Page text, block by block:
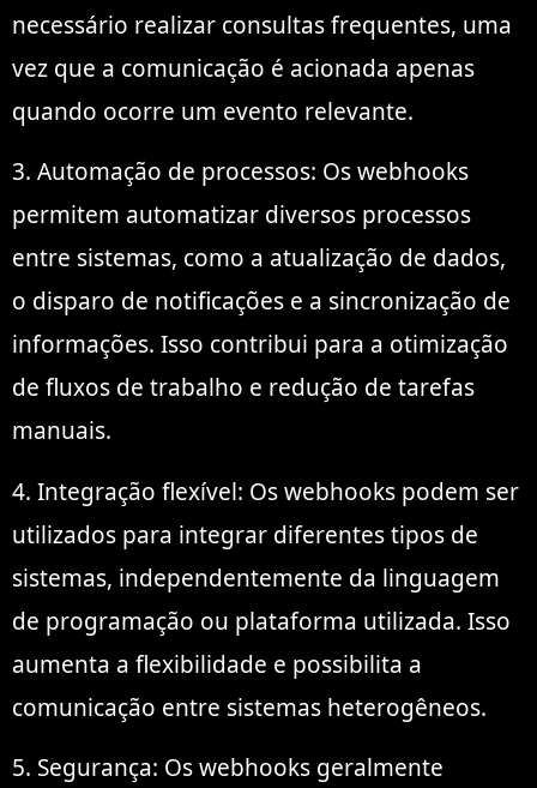
necessário realizar consultas frequentes, uma
vez que a comunicação é acionada apenas
quando ocorre um evento relevante.
3. Automação de processos: Os webhooks
permitem automatizar diversos processos
entre sistemas, como a atualização de dados,
o disparo de notificações e a sincronização de
informações. Isso contribui para a otimização
de fluxos de trabalho e redução de tarefas
manuais.
4. Integração flexível: Os webhooks podem ser
utilizados para integrar diferentes tipos de
sistemas, independentemente da linguagem
de programação ou plataforma utilizada. Isso
aumenta a flexibilidade e possibilita a
comunicação entre sistemas heterogêneos.
5. Segurança: Os webhooks geralmente